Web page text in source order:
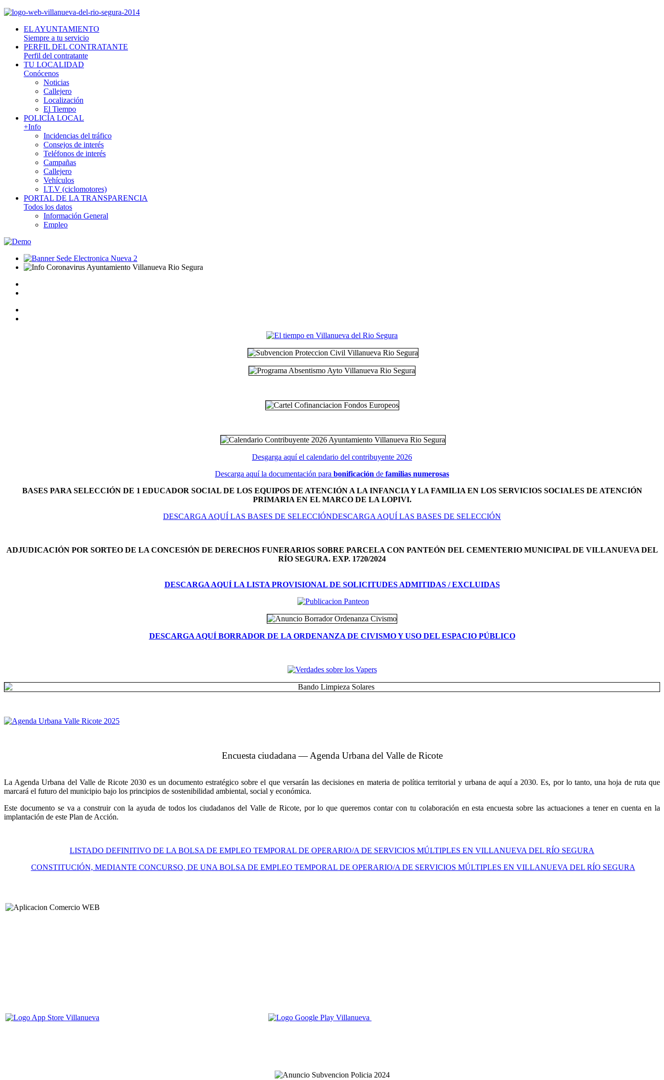
EL AYUNTAMIENTO
Siempre a tu servicio
PERFIL DEL CONTRATANTE
Perfil del contratante
TU LOCALIDAD
Conócenos
Noticias
Callejero
Localización
El Tiempo
POLICÍA LOCAL
+Info
Incidencias del tráfico
Consejos de interés
Teléfonos de interés
Campañas
Callejero
Vehículos
I.T.V (ciclomotores)
PORTAL DE LA TRANSPARENCIA
Todos los datos
Información General
Empleo
Desgarga aquí el calendario del contribuyente 2026
Descarga aquí la documentación para bonificación de familias numerosas
BASES PARA SELECCIÓN DE 1 EDUCADOR SOCIAL DE LOS EQUIPOS DE ATENCIÓN A LA INFANCIA Y LA FAMILIA EN LOS SERVICIOS SOCIALES DE ATENCIÓN
PRIMARIA EN EL MARCO DE LA LOPIVI.
DESCARGA AQUÍ LAS BASES DE SELECCIÓNDESCARGA AQUÍ LAS BASES DE SELECCIÓN
ADJUDICACIÓN POR SORTEO DE LA CONCESIÓN DE DERECHOS FUNERARIOS SOBRE PARCELA CON PANTEÓN DEL CEMENTERIO MUNICIPAL DE VILLANUEVA DEL
RÍO SEGURA. EXP. 1720/2024
DESCARGA AQUÍ LA LISTA PROVISIONAL DE SOLICITUDES ADMITIDAS / EXCLUIDAS
DESCARGA AQUÍ BORRADOR DE LA ORDENANZA DE CIVISMO Y USO DEL ESPACIO PÚBLICO
Encuesta ciudadana — Agenda Urbana del Valle de Ricote
La Agenda Urbana del Valle de Ricote 2030 es un documento estratégico sobre el que versarán las decisiones en materia de política territorial y urbana de aquí a 2030. Es, por lo tanto, una hoja de ruta que
marcará el futuro del municipio bajo los principios de sostenibilidad ambiental, social y económica.
Este documento se va a construir con la ayuda de todos los ciudadanos del Valle de Ricote, por lo que queremos contar con tu colaboración en esta encuesta sobre las actuaciones a tener en cuenta en la
implantación de este Plan de Acción.
LISTADO DEFINITIVO DE LA BOLSA DE EMPLEO TEMPORAL DE OPERARIO/A DE SERVICIOS MÚLTIPLES EN VILLANUEVA DEL RÍO SEGURA
CONSTITUCIÓN, MEDIANTE CONCURSO, DE UNA BOLSA DE EMPLEO TEMPORAL DE OPERARIO/A DE SERVICIOS MÚLTIPLES EN VILLANUEVA DEL RÍO SEGURA